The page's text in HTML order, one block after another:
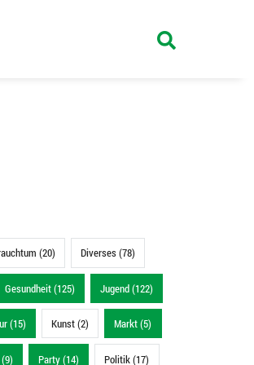
(20) Diverses (78)
Gesundheit (125) Jugend (122)
(15) Kunst (2) Markt (5)
Party (14) Politik (17)